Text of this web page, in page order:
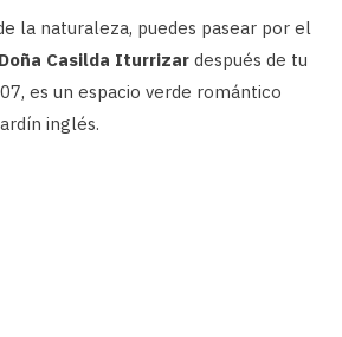
la naturaleza, puedes pasear por el
Casilda Iturrizar después de tu
es un espacio verde romántico
inglés.